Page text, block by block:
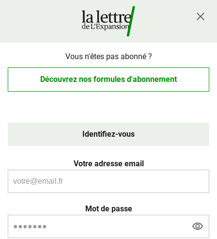
Vous n'êtes pas abonné ?
Découvrez nos formules d'abonnement
Identifiez-vous
Votre adresse email
Mot de passe